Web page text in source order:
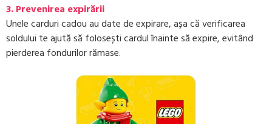
3.Prevenirea expirării
Unele carduri cadou au date de expirare, așa că verificarea
soldului te ajută să folosești cardul înainte să expire, evitând
pierderea fondurilor rămase.